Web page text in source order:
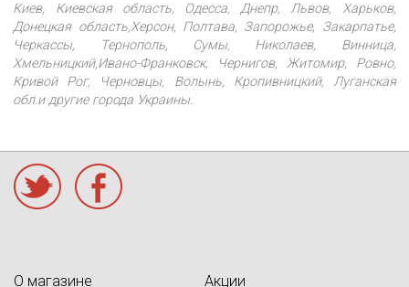
Киев, Киевская область, Одесса, Днепр, Львов, Харьков,
Донецкая область,Херсон, Полтава, Запорожье, Закарпатье,
Черкассы, Тернополь, Сумы, Николаев, Винница,
Хмельницкий,Ивано-Франковск, Чернигов, Житомир, Ровно,
Кривой Рог, Черновцы, Волынь, Кропивницкий, Луганская
обл.и другие города Украины.
О магазине
Акции